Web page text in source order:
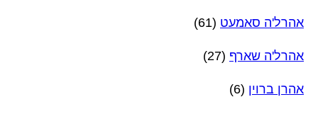
אהרל'ה סאמעט (61)
אהרל'ה שארף (27)
אהרן ברוין (6)